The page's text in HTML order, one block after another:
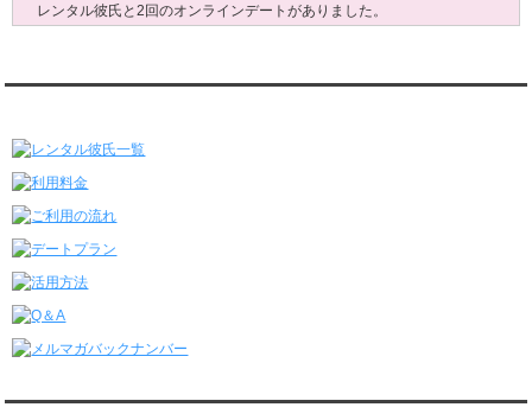
レンタル彼氏と2回のオンラインデートがありました。
レンタル彼氏と3回のオンラインデートがありました。
レンタル彼氏と2回のオンラインデートがありました。
6/15～6/21
レンタル彼氏と4回のオンラインデートがありました。
6/8～6/14
レンタル彼氏と161回の通常デートがありました。
レンタル彼氏と3回のオンラインデートがありました。
6/1～6/7
レンタル彼氏と165回の通常デートがありました。